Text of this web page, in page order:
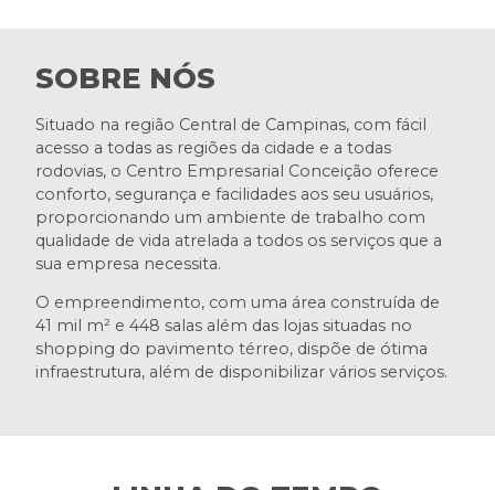
SOBRE NÓS
Situado na região Central de Campinas, com fácil
acesso a todas as regiões da cidade e a todas
rodovias, o Centro Empresarial Conceição oferece
conforto, segurança e facilidades aos seu usuários,
proporcionando um ambiente de trabalho com
qualidade de vida atrelada a todos os serviços que a
sua empresa necessita.
O empreendimento, com uma área construída de
41 mil m² e 448 salas além das lojas situadas no
shopping do pavimento térreo, dispõe de ótima
infraestrutura, além de disponibilizar vários serviços.